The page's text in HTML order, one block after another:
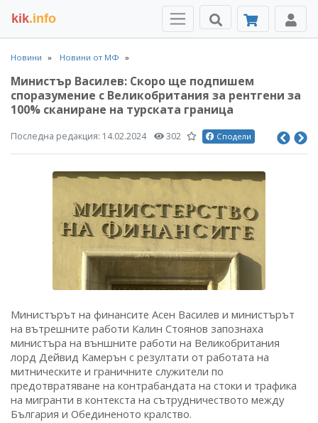
kik.info
Новини Новини от МФ
Министър Василев: Скоро ще подпишем
споразумение с Великобритания за рентгени за
100% сканиране на турската граница
Последна редакция: 14.02.2024 302 Сподели
Министърът на финансите Асен Василев и министърът
на вътрешните работи Калин Стоянов запознаха
министъра на външните работи на Великобритания
лорд Дейвид Камерън с резултати от работата на
митническите и граничните служители по
предотвратяване на контрабандата на стоки и трафика
на мигранти в контекста на сътрудничеството между
България и Обединеното кралство.